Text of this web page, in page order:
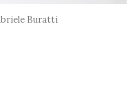
Buratti